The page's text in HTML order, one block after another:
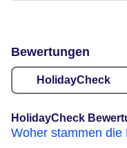
Bewertungen
HolidayCheck
HolidayCheck
Woher stammen die